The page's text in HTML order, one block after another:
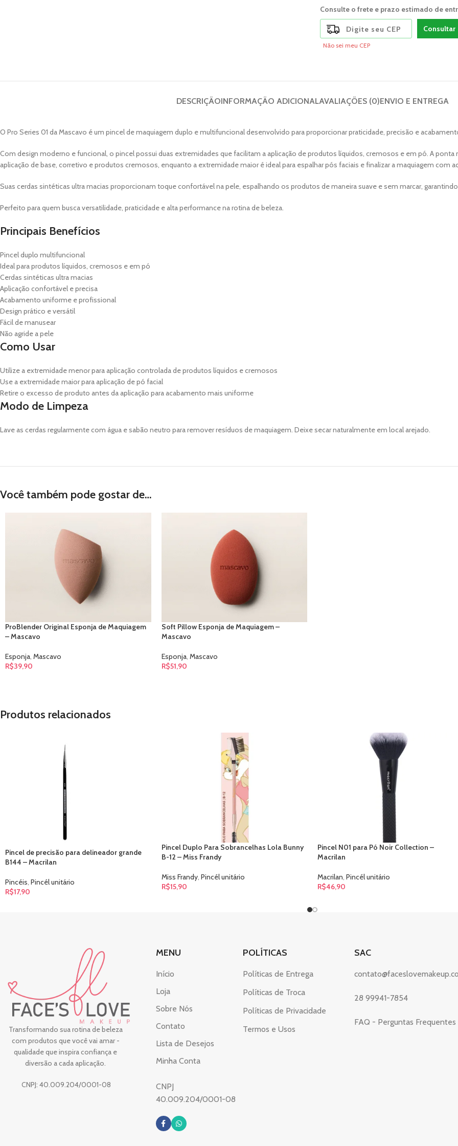
Consulte o frete e prazo estimado de
Consultar
Não sei meu CEP
DESCRIÇÃOINFORMAÇÃO ADICIONALAVALIAÇÕES (0)ENVIO E ENTREGA
O Pro Series 01 daMascavo é um pincel de maquiagem duplo e multifuncional desenvolvido para proporcionar praticidade, precisão e
Com design moderno e funcional, o pincel possui duas extremidades que facilitam a aplicação de produtos líquidos, cremosos e em pó. A
aplicação de base, corretivo e produtos cremosos, enquanto a extremidade maior é ideal para espalhar pós faciais e finalizar a maquiagem com
Suas cerdas sintéticas ultra macias proporcionam toque confortável na pele, espalhando os produtos de maneira suave e sem marcar,
Perfeito para quem busca versatilidade, praticidade e alta performance na rotina de beleza.
Principais Benefícios
Pincel duplo multifuncional
Ideal para produtos líquidos, cremosos e em pó
Cerdas sintéticas ultra macias
Aplicação confortável e precisa
Acabamento uniforme e profissional
Design prático e versátil
Fácil de manusear
Não agride a pele
Como Usar
Utilize a extremidade menor para aplicação controlada de produtos líquidos e cremosos
Use a extremidade maior para aplicação de pó facial
Retire o excesso de produto antes da aplicação para acabamento mais uniforme
Modo de Limpeza
Lave as cerdas regularmente com água e sabão neutro para remover resíduos de maquiagem. Deixe secar naturalmente em local arejado.
Você também pode gostar de…
ProBlender Original Esponja de Maquiagem
– Mascavo
Esponja, Mascavo
R$39,90
Soft Pillow Esponja de Maquiagem –
Mascavo
Esponja, Mascavo
R$51,90
Produtos relacionados
Pincel de precisão para delineador grande
B144 – Macrilan
Pincéis, Pincél unitário
R$17,90
Pincel Duplo Para Sobrancelhas Lola Bunny
B-12 – Miss Frandy
Miss Frandy, Pincél unitário
R$15,90
Pincel N01 para Pó Noir Collection –
Macrilan
Macrilan, Pincél unitário
R$46,90
Transformando sua rotina de beleza
com produtos que você vai amar -
qualidade que inspira confiança e
diversão a cada aplicação.
CNPJ: 40.009.204/0001-08
MENU
Início
Loja
Sobre Nós
Contato
Lista de Desejos
Minha Conta
CNPJ
40.009.204/0001-08
POLÍTICAS
Políticas de Entrega
Políticas de Troca
Políticas de Privacidade
Termos e Usos
SAC
28 99941-7854
FAQ - Perguntas Frequentes